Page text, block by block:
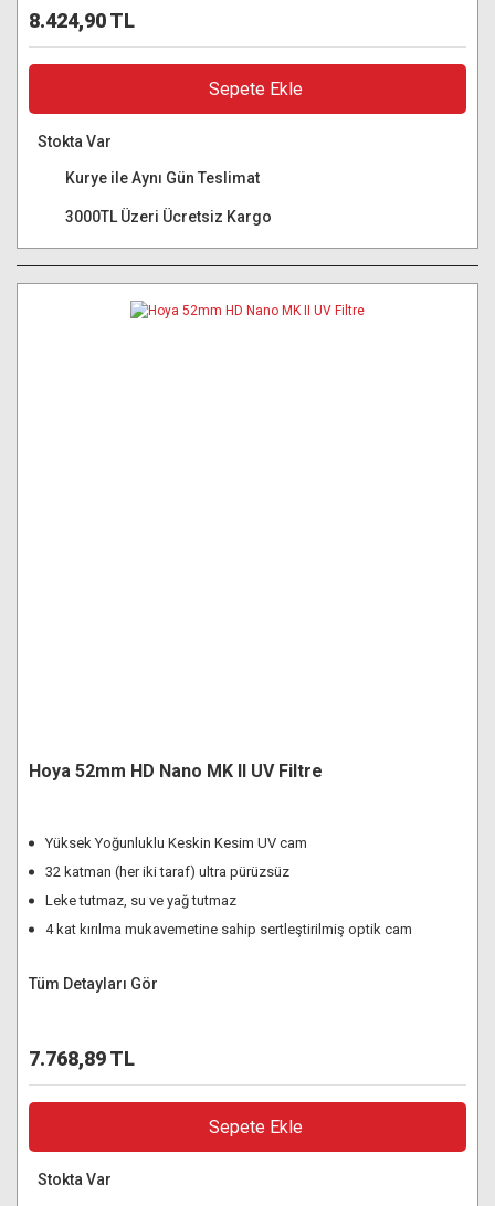
8.424,90 TL
Sepete Ekle
Stokta Var
Kurye ile Aynı Gün Teslimat
3000TL Üzeri Ücretsiz Kargo
Hoya 52mm HD Nano MK II UV Filtre
Yüksek Yoğunluklu Keskin Kesim UV cam
32 katman (her iki taraf) ultra pürüzsüz
Leke tutmaz, su ve yağ tutmaz
4 kat kırılma mukavemetine sahip sertleştirilmiş optik cam
Tüm Detayları Gör
7.768,89 TL
Sepete Ekle
Stokta Var